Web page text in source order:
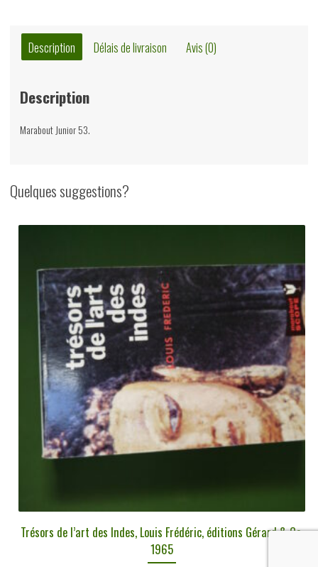
éditions
Gérard
Co,
1955
Description Délais de livraison Avis (0)
Description
Marabout Junior 53.
Quelques suggestions?
Trésors de l’art des Indes, Louis Frédéric, éditions Gérard & Co,
1965